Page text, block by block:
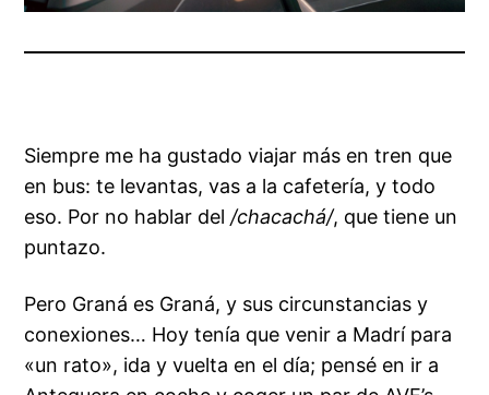
Siempre me ha gustado viajar más en tren que
en bus: te levantas, vas a la cafetería, y todo
eso. Por no hablar del/chacachá/, que tiene un
puntazo.
Pero Graná es Graná, y sus circunstancias y
conexiones… Hoy tenía que venir a Madrí para
«un rato», ida y vuelta en el día; pensé en ir a